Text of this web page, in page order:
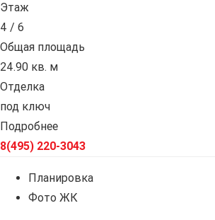
Этаж
4 / 6
Общая площадь
24.90 кв. м
Отделка
под ключ
Подробнее
8(495) 220-3043
Планировка
Фото ЖК